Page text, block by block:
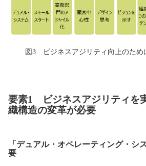
図3 ビジネスアジリティ向上のため
要素1 ビジネスアジリティを
織構造の変革が必要
「デュアル・オペレーティング・シ
要